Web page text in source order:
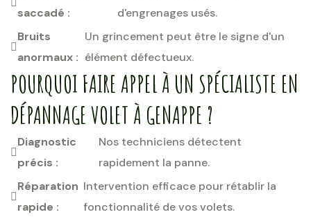
saccadé :
d'engrenages usés.
Bruits
anormaux :
Un grincement peut être le signe d'un
élément défectueux.
POURQUOI FAIRE APPEL À UN SPÉCIALISTE EN
DÉPANNAGE VOLET À GENAPPE ?
Diagnostic
précis :
Nos techniciens détectent
rapidement la panne.
Réparation
rapide :
Intervention efficace pour rétablir la
fonctionnalité de vos volets.